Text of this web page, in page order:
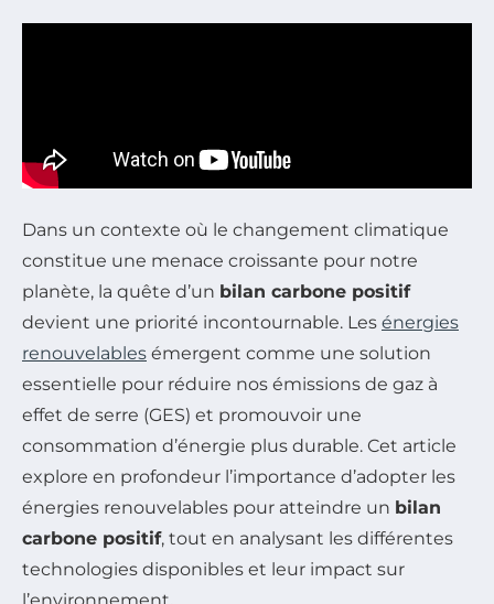
Dans un contexte où le changement climatique
constitue une menace croissante pour notre
planète, la quête d’un bilan carbone positif
devient une priorité incontournable. Les énergies
renouvelables émergent comme une solution
essentielle pour réduire nos émissions de gaz à
effet de serre (GES) et promouvoir une
consommation d’énergie plus durable. Cet article
explore en profondeur l’importance d’adopter les
énergies renouvelables pour atteindre un bilan
carbone positif, tout en analysant les différentes
technologies disponibles et leur impact sur